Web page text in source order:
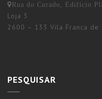
Rua do Curado, Edifício
Loja 3
2600 – 133 Vila Franca de
PESQUISAR